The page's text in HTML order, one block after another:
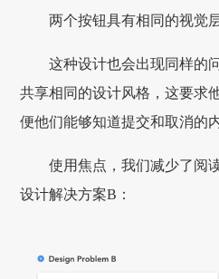
两个按钮具有相同的视觉
这种设计也会出现同样的
共享相同的设计风格，这要求
便他们能够知道提交和取消的
使用焦点，我们减少了阅
设计解决方案B：